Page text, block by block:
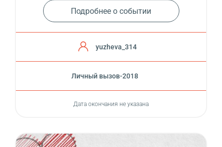
Подробнее о событии
yuzheva_314
Личный вызов-2018
Дата окончания не указана